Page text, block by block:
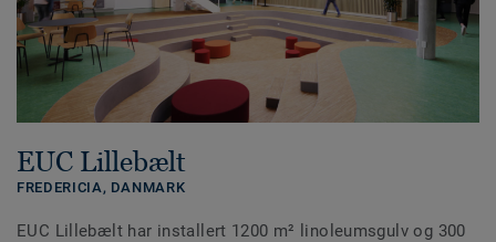
EUC Lillebælt
FREDERICIA, DANMARK
EUC Lillebælt har installert 1200 m² linoleumsgulv og 300